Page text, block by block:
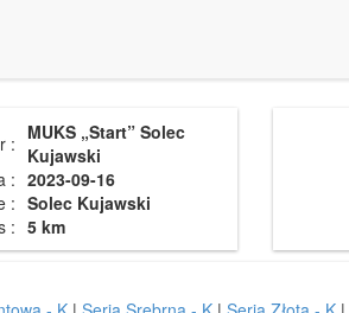
:
MUKS „Start” Solec
Kujawski
: 2023-09-16
: Solec Kujawski
: 5 km